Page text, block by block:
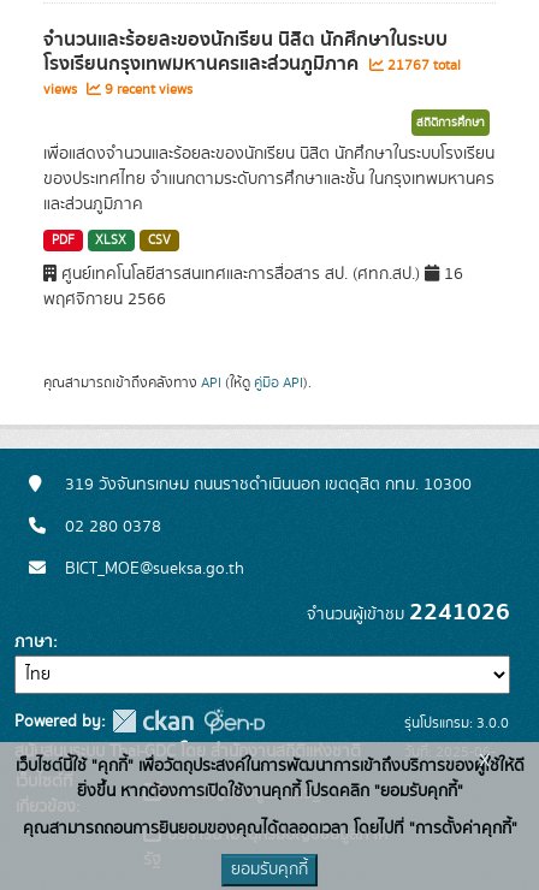
จำนวนและร้อยละของนักเรียน นิสิต นักศึกษาในระบบ
โรงเรียนกรุงเทพมหานครและส่วนภูมิภาค
21767 total
views
9 recent views
สถิติการศึกษา
เพื่อแสดงจำนวนและร้อยละของนักเรียน นิสิต นักศึกษาในระบบโรงเรียน
ของประเทศไทย จำแนกตามระดับการศึกษาและชั้น ในกรุงเทพมหานคร
และส่วนภูมิภาค
PDF XLSX CSV
ศูนย์เทคโนโลยีสารสนเทศและการสื่อสาร สป. (ศทก.สป.)
16
พฤศจิกายน 2566
คุณสามารถเข้าถึงคลังทาง API (ให้ดู คู่มือ API).
319 วังจันทรเกษม ถนนราชดำเนินนอก เขตดุสิต กทม. 10300
02 280 0378
BICT_MOE@sueksa.go.th
จำนวนผู้เข้าชม 2241026
ภาษา
Powered by:
สนับสนุนระบบ Thai-GDC โดย สำนักงานสถิติแห่งชาติ
เว็บไซต์ที่
เกี่ยวข้อง:
ระบบบัญชีข้อมูลภาครัฐ
บริการนามานุกรมบัญชีข้อมูลภาค
รุ่นโปรแกรม: 3.0.0
วันที่: 2025-06-
26
เว็บไซต์นี้ใช้ "คุกกี้" เพื่อวัตถุประสงค์ในการพัฒนาการเข้าถึงบริการของผู้ใช้ให้ดี
ยิ่งขึ้น หากต้องการเปิดใช้งานคุกกี้ โปรดคลิก "ยอมรับคุกกี้"
คุณสามารถถอนการยินยอมของคุณได้ตลอดเวลา โดยไปที่ "การตั้งค่าคุกกี้"
ยอมรับคุกกี้
x